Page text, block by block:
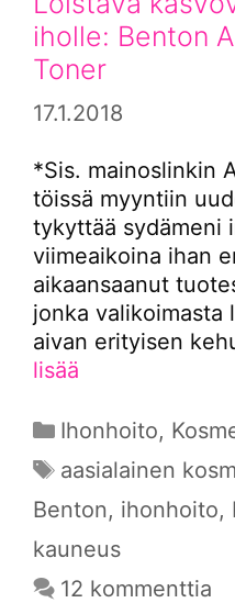
iholle: Benton
Toner
17.1.2018
*Sis. mainoslinkin
töissä myyntiin
tykyttää sydämeni
viimeaikoina ihan
aikaansaanut
jonka valikoimasta
aivan erityisen
lisää
Kategoriat
Ihonhoito,
Avainsanat
aasialainen
Benton, ihonhoito,
kauneus
12 kommenttia